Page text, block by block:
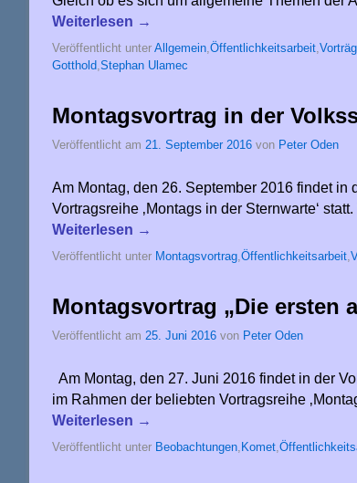
Weiterlesen →
Veröffentlicht unter Allgemein,Öffentlichkeitsarbeit,
Gotthold,Stephan Ulamec
Montagsvortrag in der
Veröffentlicht am 21. September 2016 von Peter Oden
Am Montag, den 26. September 2016 findet in
Vortragsreihe ‚Montags in der Sternwarte‘
Weiterlesen →
Veröffentlicht unter Montagsvortrag Öffentlichkeitsarbeit
Montagsvortrag „Die ersten
Veröffentlicht am 25. Juni 2016 von Peter Oden
Am Montag, den 27. Juni 2016 findet in der
im Rahmen der beliebten Vortragsreihe
Weiterlesen →
Veröffentlicht unter Beobachtungen Komet